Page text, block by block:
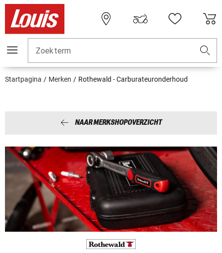
Zoekterm
Startpagina Merken Rothewald - Carburateuronderhoud
NAAR MERKSHOPOVERZICHT